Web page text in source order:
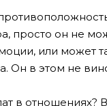
просто он не
или может
Он в этом не
в отношениях?